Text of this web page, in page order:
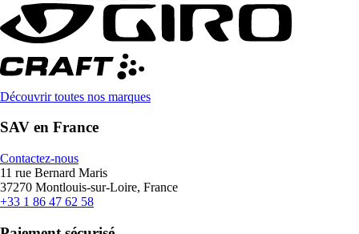
Découvrir toutes nos marques
SAV en France
Contactez-nous
11 rue Bernard Maris
37270 Montlouis-sur-Loire, France
+33 1 86 47 62 58